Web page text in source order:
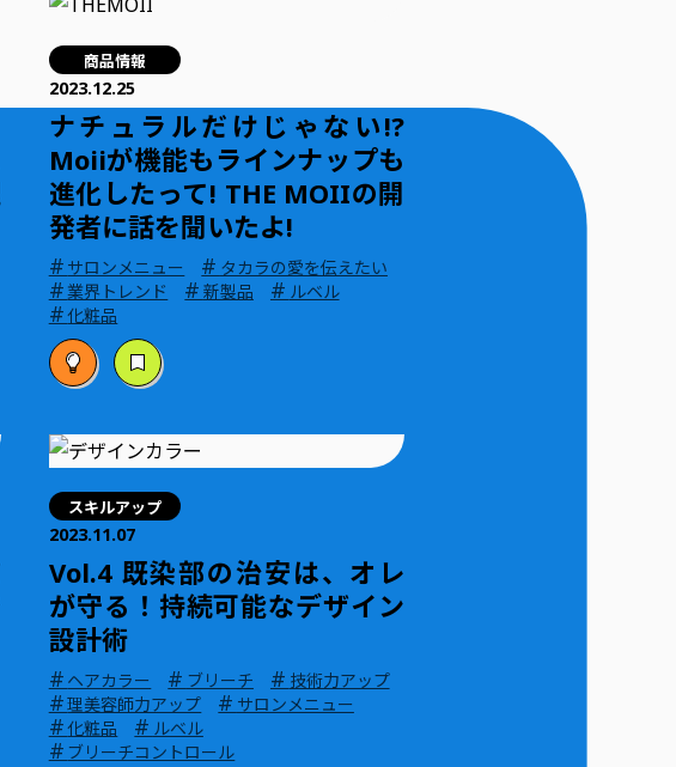
商品情報
2023.12.25
ナチュラルだけじゃない!?
Moiiが機能もラインナップも
進化したって! THE MOIIの開
発者に話を聞いたよ!
# サロンメニュー # タカラの愛を伝えたい
#業界トレンド # 新製品 # ルベル
#化粧品
スキルアップ
2023.11.07
Vol.4 既染部の治安は、オレ
が守る！持続可能なデザイン
設計術
# ヘアカラー # ブリーチ # 技術力アップ
#理美容師力アップ # サロンメニュー
#化粧品 # ルベル
# ブリーチコントロール